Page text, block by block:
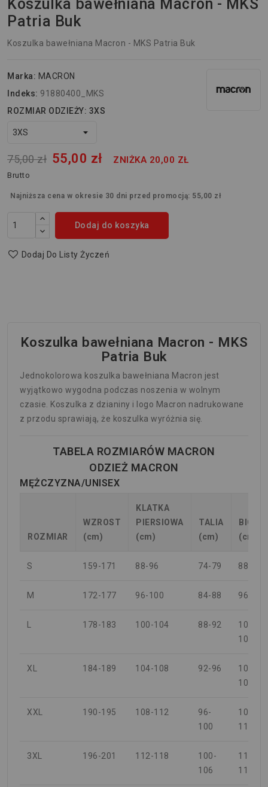
Koszulka bawełniana Macron - MKS
Patria Buk
Koszulka bawełniana Macron - MKS Patria Buk
Marka: MACRON
Indeks: 91880400_MKS
ROZMIAR ODZIEŻY: 3XS
75,00 zł 55,00 zł ZNIŻKA 20,00 ZŁ
Brutto
Najniższa cena w okresie 30 dni przed promocją: 55,00 zł
Dodaj do koszyka
Dodaj Do Listy Życzeń
Koszulka bawełniana Macron - MKS
Patria Buk
Jednokolorowa koszulka bawełniana Macron jest
wyjątkowo wygodna podczas noszenia w wolnym
czasie. Koszulka z dzianiny i logo Macron nadrukowane
z przodu sprawiają, że koszulka wyróżnia się.
TABELA ROZMIARÓW MACRON
ODZIEŻ MACRON
MĘŻCZYZNA/UNISEX
ROZMIAR
WZROST
(cm)
KLATKA
PIERSIOWA
(cm)
TALIA
(cm)
(cm)
S 159-171 88-96 74-79 88-94
M 172-177 96-100 84-88 96-100
178-183 100-104 88-92
100-
104
XL 184-189 104-108 92-96
104-
108
XXL 190-195 108-112
96-
100
108-
112
3XL 196-201 112-118
100-
106
112-
118